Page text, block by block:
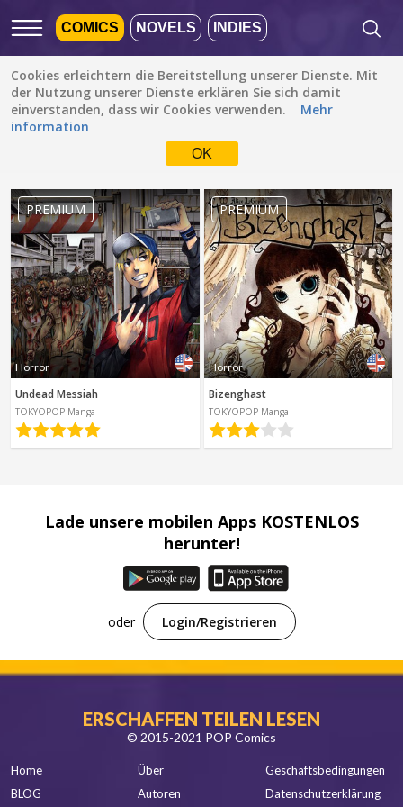
COMICS NOVELS INDIES
Cookies erleichtern die Bereitstellung unserer Dienste. Mit
der Nutzung unserer Dienste erklären Sie sich damit
einverstanden, dass wir Cookies verwenden.
Mehr
information
OK
Empfohlen Beliebt Neueste
Horror
Drama
Fantasy
Komödie
Action
Romanze
Familie (Kinder)
Stück des Lebens
Spannung
Sci-Fi
Die Standardeinstellung
Zur Sprachauswahl
einfach ein Häkchen
setzen
Albanisch
Katalanisch
Englisch
Bahasa Indonesia
Deutsch
Spanisch
Andere
FERTIG löschen
PREMIUM
Horror
Undead Messiah
TOKYOPOP Manga
PREMIUM
Horror
Bizenghast
TOKYOPOP Manga
Lade unsere mobilen Apps KOSTENLOS
herunter!
oder Login/Registrieren
ERSCHAFFEN TEILEN LESEN
© 2015-2021 POP Comics
Home
BLOG
Über
Autoren
Geschäftsbedingungen
Datenschutzerklärung